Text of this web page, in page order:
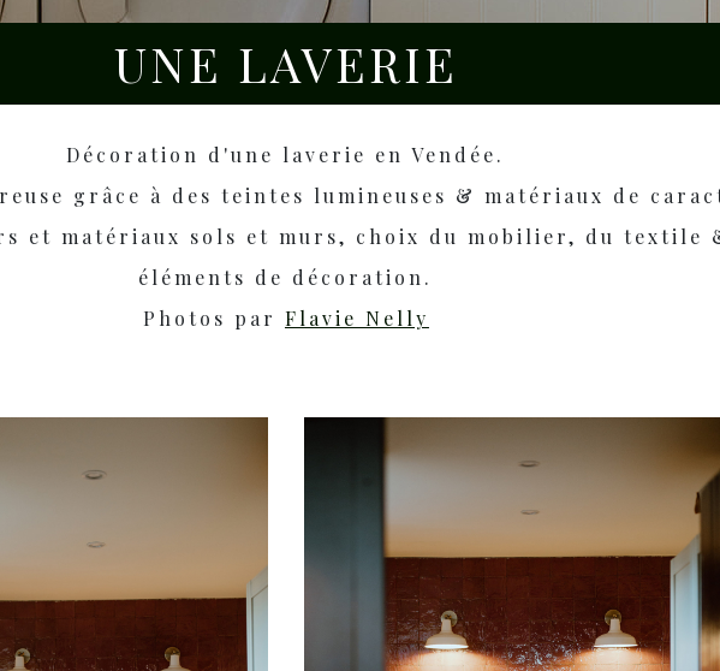
UNE LAVERIE
Décoration d'une laverie en Vendée.
grâce à des teintes lumineuses & matériaux de
et matériaux sols et murs, choix du mobilier, du textile
éléments de décoration.
Photos par Flavie Nelly